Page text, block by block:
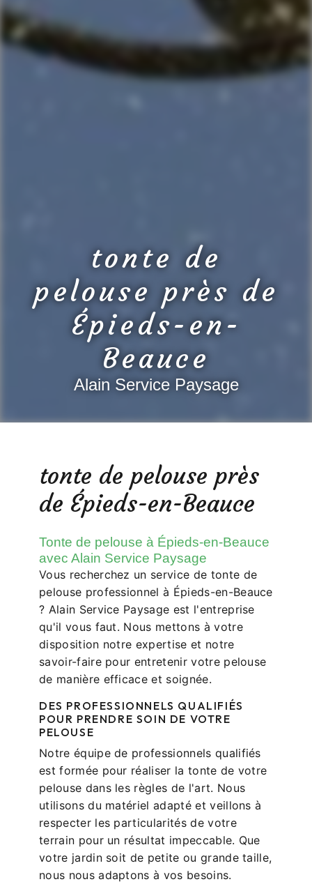
tonte de
pelouse près de
Épieds-en-
Beauce
Alain Service Paysage
tonte de pelouse près
de Épieds-en-Beauce
Tonte de pelouse à Épieds-en-Beauce
avec Alain Service Paysage
Vous recherchez un service de tonte de
pelouse professionnel à Épieds-en-Beauce
? Alain Service Paysage est l'entreprise
qu'il vous faut. Nous mettons à votre
disposition notre expertise et notre
savoir-faire pour entretenir votre pelouse
de manière efficace et soignée.
DES PROFESSIONNELS QUALIFIÉS
POUR PRENDRE SOIN DE VOTRE
PELOUSE
Notre équipe de professionnels qualifiés
est formée pour réaliser la tonte de votre
pelouse dans les règles de l'art. Nous
utilisons du matériel adapté et veillons à
respecter les particularités de votre
terrain pour un résultat impeccable. Que
votre jardin soit de petite ou grande taille,
nous nous adaptons à vos besoins.